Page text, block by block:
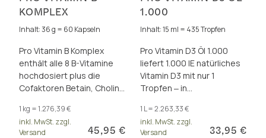
KOMPLEX
Inhalt: 36 g = 60 Kapseln
Pro Vitamin B Komplex
enthält alle 8 B-Vitamine
hochdosiert plus die
Cofaktoren Betain, Cholin,
Energiestoffwechsel und
mehr.
1 kg = 1.276,39 €
inkl. MwSt. zzgl.
Versand
45,95 €
1.000
Inhalt: 15 ml = 435 Tropfen
Pro Vitamin D3 Öl 1.000
liefert 1.000 IE natürliches
Vitamin D3 mit nur 1
Tropfen ‒ in
Kombination mit Vitamin A
und K2 (all-trans MK-7).
1 L = 2.263,33 €
inkl. MwSt. zzgl.
Versand
33,95 €